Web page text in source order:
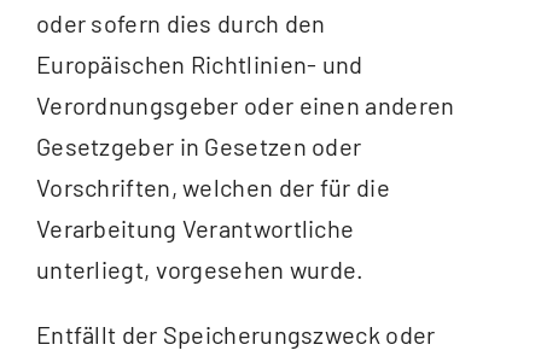
oder sofern dies durch den
Europäischen Richtlinien- und
Verordnungsgeber oder einen anderen
Gesetzgeber in Gesetzen oder
Vorschriften, welchen der für die
Verarbeitung Verantwortliche
unterliegt, vorgesehen wurde.
Entfällt der Speicherungszweck oder